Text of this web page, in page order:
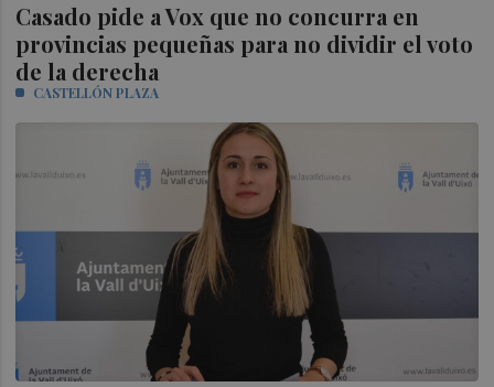
Casado pide a Vox que no concurra en
provincias pequeñas para no dividir el voto
de la derecha
CASTELLÓN PLAZA